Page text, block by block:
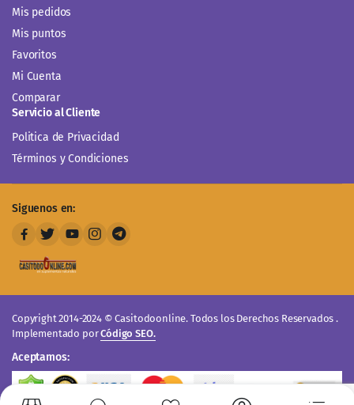
Mis pedidos
Mis puntos
Favoritos
Mi Cuenta
Comparar
Servicio al Cliente
Politica de Privacidad
Términos y Condiciones
Siguenos en:
Copyright 2014-2024 © Casitodoonline. Todos los Derechos Reservados .
Implementado porCódigo SEO.
Aceptamos: